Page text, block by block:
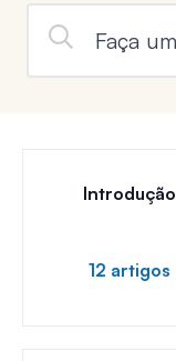
Introdução
12 artigos